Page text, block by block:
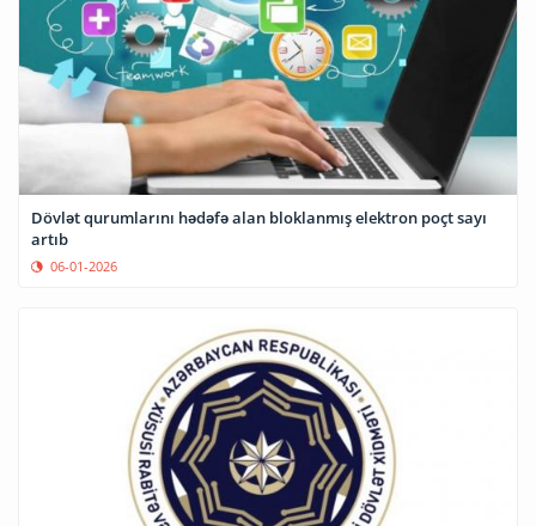
Dövlət qurumlarını hədəfə alan bloklanmış elektron poçt sayı
artıb
06-01-2026